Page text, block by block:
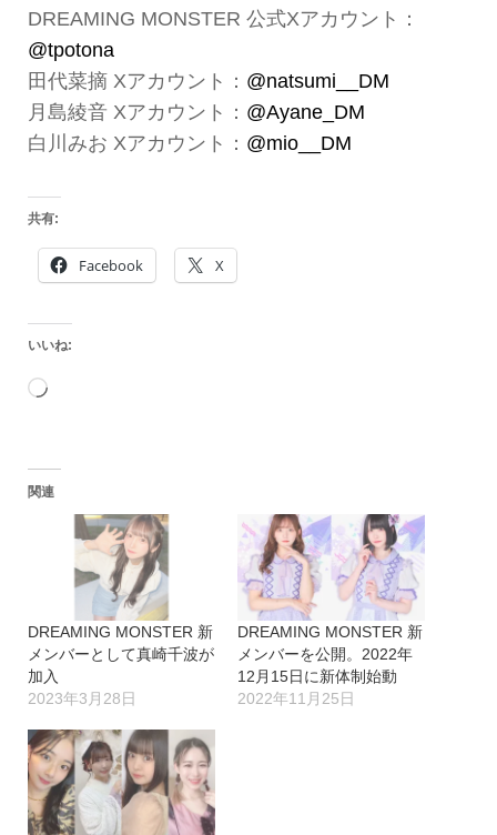
DREAMING MONSTER 公式Xアカウント：
@tpotona
田代菜摘 Xアカウント： @natsumi__DM
月島綾音 Xアカウント： @Ayane_DM
白川みお Xアカウント： @mio__DM
共有:
Facebook X
いいね:
読
込
中…
関連
DREAMING MONSTER 新
メンバーとして真崎千波が
加入
2023年3月28日
DREAMING MONSTER 新
メンバーを公開。2022年
12月15日に新体制始動
2022年11月25日